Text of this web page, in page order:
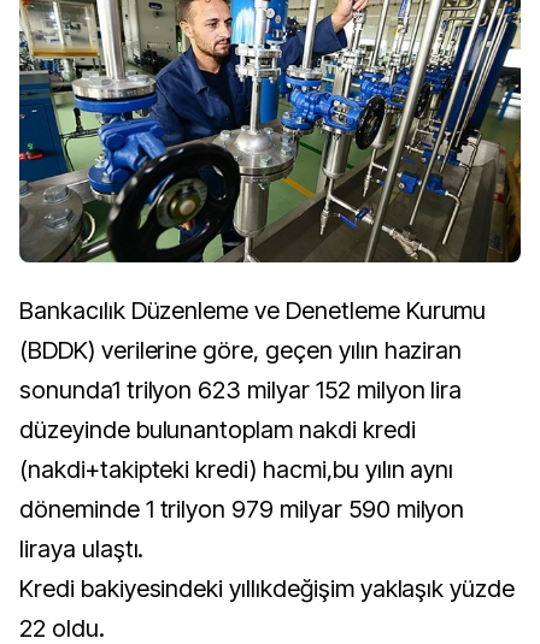
Bankacılık Düzenleme ve Denetleme Kurumu
(BDDK) verilerine göre, geçen yılın haziran
sonunda1 trilyon 623 milyar 152 milyon lira
düzeyinde bulunantoplam nakdi kredi
(nakdi+takipteki kredi) hacmi,bu yılın aynı
döneminde 1 trilyon 979 milyar 590 milyon
liraya ulaştı.
Kredi bakiyesindeki yıllıkdeğişim yaklaşık yüzde
22 oldu.